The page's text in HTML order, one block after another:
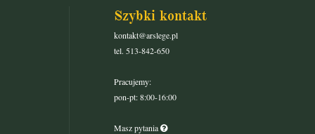
Szybki kontakt
kontakt@arslege.pl
tel. 513-842-650
Pracujemy:
pon-pt: 8:00-16:00
Masz pytania